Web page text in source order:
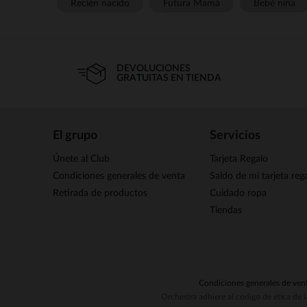
DEVOLUCIONES
GRATUITAS EN TIENDA
El grupo
Únete al Club
Condiciones generales de venta
Retirada de productos
Servicios
Tarjeta Regalo
Saldo de mi tarjeta
Cuidado ropa
Tiendas
Condiciones generales de